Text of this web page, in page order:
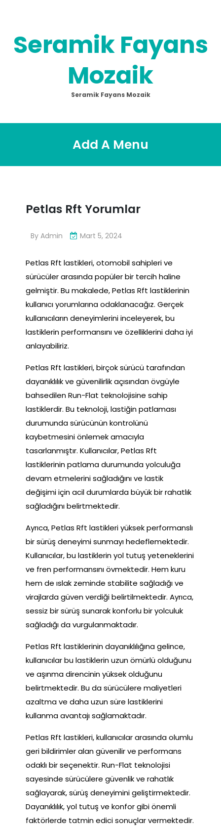
Seramik Fayans
Mozaik
Seramik Fayans Mozaik
Add A Menu
Petlas Rft Yorumlar
By Admin Mart 5, 2024
Petlas Rft lastikleri, otomobil sahipleri ve
sürücüler arasında popüler bir tercih haline
gelmiştir. Bu makalede, Petlas Rft lastiklerinin
kullanıcı yorumlarına odaklanacağız. Gerçek
kullanıcıların deneyimlerini inceleyerek, bu
lastiklerin performansını ve özelliklerini daha iyi
anlayabiliriz.
Petlas Rft lastikleri, birçok sürücü tarafından
dayanıklılık ve güvenilirlik açısından övgüyle
bahsedilen Run-Flat teknolojisine sahip
lastiklerdir. Bu teknoloji, lastiğin patlaması
durumunda sürücünün kontrolünü
kaybetmesini önlemek amacıyla
tasarlanmıştır. Kullanıcılar, Petlas Rft
lastiklerinin patlama durumunda yolculuğa
devam etmelerini sağladığını ve lastik
değişimi için acil durumlarda büyük bir rahatlık
sağladığını belirtmektedir.
Ayrıca, Petlas Rft lastikleri yüksek performanslı
bir sürüş deneyimi sunmayı hedeflemektedir.
Kullanıcılar, bu lastiklerin yol tutuş yeteneklerini
ve fren performansını övmektedir. Hem kuru
hem de ıslak zeminde stabilite sağladığı ve
virajlarda güven verdiği belirtilmektedir. Ayrıca,
sessiz bir sürüş sunarak konforlu bir yolculuk
sağladığı da vurgulanmaktadır.
Petlas Rft lastiklerinin dayanıklılığına gelince,
kullanıcılar bu lastiklerin uzun ömürlü olduğunu
ve aşınma direncinin yüksek olduğunu
belirtmektedir. Bu da sürücülere maliyetleri
azaltma ve daha uzun süre lastiklerini
kullanma avantajı sağlamaktadır.
Petlas Rft lastikleri, kullanıcılar arasında olumlu
geri bildirimler alan güvenilir ve performans
odaklı bir seçenektir. Run-Flat teknolojisi
sayesinde sürücülere güvenlik ve rahatlık
sağlayarak, sürüş deneyimini geliştirmektedir.
Dayanıklılık, yol tutuş ve konfor gibi önemli
faktörlerde tatmin edici sonuçlar vermektedir.